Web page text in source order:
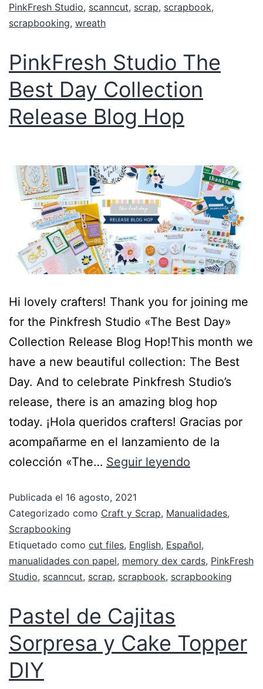
PinkFresh Studio, scanncut, scrap, scrapbook,
scrapbooking, wreath
PinkFresh Studio The
Best Day Collection
Release Blog Hop
Hi lovely crafters! Thank you for joining me
for the Pinkfresh Studio «The Best Day»
Collection Release Blog Hop!This month we
have a new beautiful collection: The Best
Day. And to celebrate Pinkfresh Studio’s
release, there is an amazing blog hop
today. ¡Hola queridos crafters! Gracias por
acompañarme en el lanzamiento de la
colección «The… Seguir leyendo
Publicada el 16 agosto, 2021
Categorizado como Craft y Scrap, Manualidades,
Scrapbooking
Etiquetado como cut files, English, Español,
manualidades con papel, memory dex cards, PinkFresh
Studio, scanncut, scrap, scrapbook, scrapbooking
Pastel de Cajitas
Sorpresa y Cake Topper
DIY